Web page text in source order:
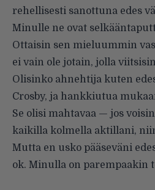
rehellisesti sanottuna edes
Minulle ne ovat
Ottaisin sen mieluummin
ei vain ole jotain, jolla
Olisinko ahnehtija kuten
Crosby, ja hankkiutua
Se olisi mahtavaa — jos
kaikilla kolmella aktillani,
Mutta en usko pääseväni
ok. Minulla on parempaakin